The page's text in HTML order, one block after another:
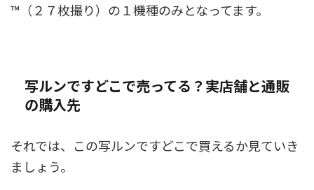
™（２７枚撮り）の１機種のみとなってます。
写ルンですどこで売ってる？実店舗と通販
の購入先
それでは、この写ルンですどこで買えるか見ていき
ましょう。